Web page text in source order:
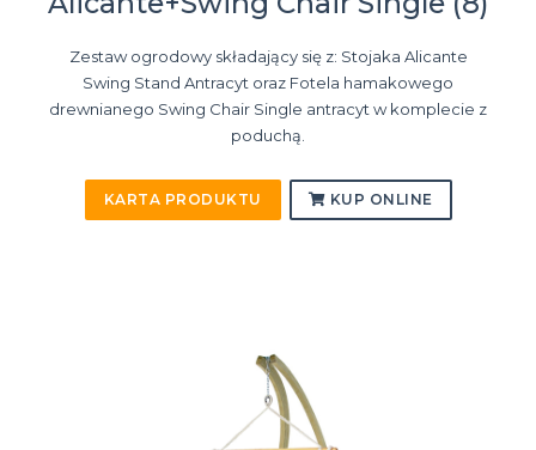
Zestaw ogrodowy składający się z: Stojaka Alicante
Swing Stand Antracyt oraz Fotela hamakowego
drewnianego Swing Chair Single antracyt w komplecie z
poduchą.
KARTA PRODUKTU KUP ONLINE